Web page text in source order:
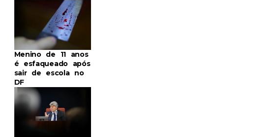
Menino de 11 anos
é esfaqueado após
sair de escola no
DF